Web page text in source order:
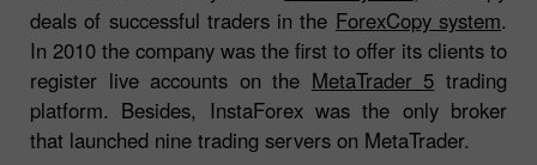
deals of successful traders in the ForexCopy system.
In 2010 the company was the first to offer its clients to
register live accounts on the MetaTrader 5 trading
platform. Besides, InstaForex was the only broker
that launched nine trading servers on MetaTrader.